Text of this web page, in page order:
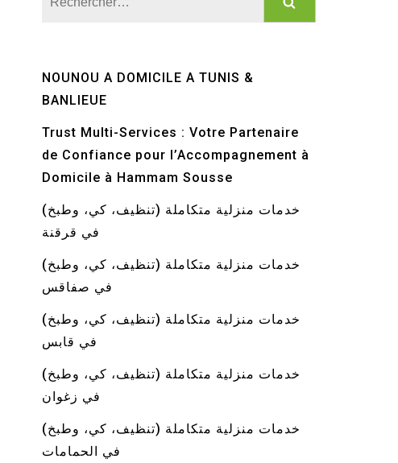
NOUNOU A DOMICILE A TUNIS &
BANLIEUE
Trust Multi-Services : Votre Partenaire
de Confiance pour l’Accompagnement à
Domicile à Hammam Sousse
خدمات منزلية متكاملة (تنظيف، كي، وطبخ)
في قرقنة
خدمات منزلية متكاملة (تنظيف، كي، وطبخ)
في صفاقس
خدمات منزلية متكاملة (تنظيف، كي، وطبخ)
في قابس
خدمات منزلية متكاملة (تنظيف، كي، وطبخ)
في زغوان
خدمات منزلية متكاملة (تنظيف، كي، وطبخ)
في الحمامات